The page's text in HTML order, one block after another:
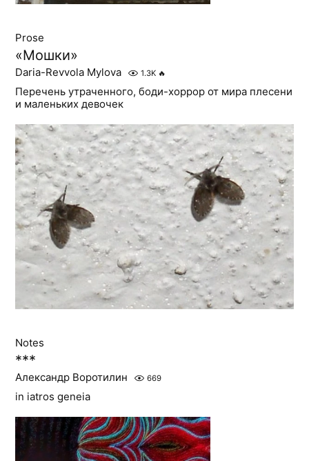
Prose
«Мошки»
Daria-Revvola Mylova 1.3K 🔥
Перечень утраченного, боди-хоррор от мира плесени
и маленьких девочек
Notes
***
Александр Воротилин 669
in iatros geneia